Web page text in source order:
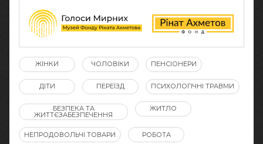
ЖІНКИ ЧОЛОВІКИ ПЕНСІОНЕРИ
ДІТИ ПЕРЕЇЗД ПСИХОЛОГІЧНІ ТРАВМИ
БЕЗПЕКА ТА
ЖИТТЄЗАБЕЗПЕЧЕННЯ
ЖИТЛО
НЕПРОДОВОЛЬЧІ ТОВАРИ РОБОТА